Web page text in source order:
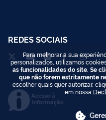
REDES SOCIAIS
Acesso à
Informação
Para melhorar a sua
personalizados, utilizamos
as funcionalidades do site. Se
que não forem estritamente
escolher quais quer autorizar,
em nossa